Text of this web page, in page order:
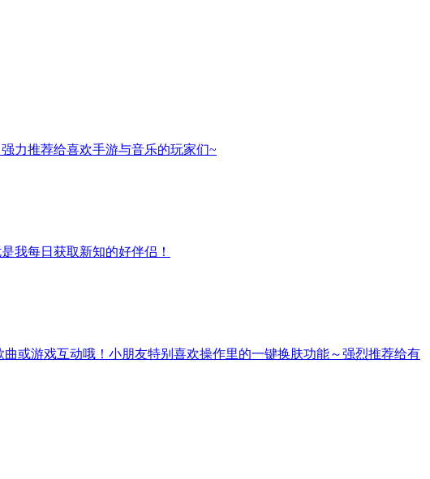
力推荐给喜欢手游与音乐的玩家们~
我每日获取新知的好伴侣！
或游戏互动哦！小朋友特别喜欢操作里的一键换肤功能～强烈推荐给有